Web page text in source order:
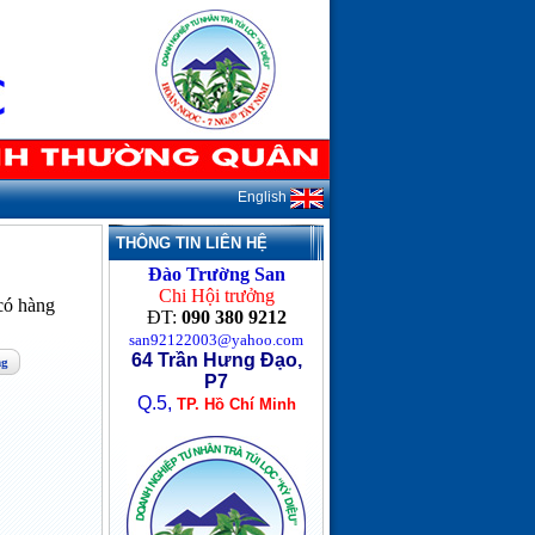
English
hàng
THÔNG TIN LIÊN HỆ
Đào Trường San
Chi Hội trưởng
ĐT: 090 380 9212
san92122003@yahoo.com
64 Trần Hưng Đạo,
P7
Q.5, TP. Hồ Chí Minh